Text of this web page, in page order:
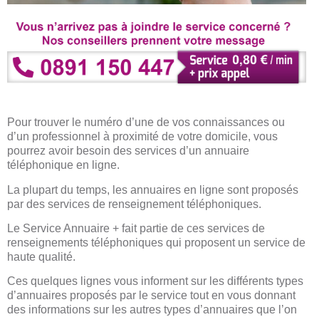
Pour trouver le numéro d’une de vos connaissances ou
d’un professionnel à proximité de votre domicile, vous
pourrez avoir besoin des services d’un annuaire
téléphonique en ligne.
La plupart du temps, les annuaires en ligne sont proposés
par des services de renseignement téléphoniques.
Le Service Annuaire + fait partie de ces services de
renseignements téléphoniques qui proposent un service de
haute qualité.
Ces quelques lignes vous informent sur les différents types
d’annuaires proposés par le service tout en vous donnant
des informations sur les autres types d’annuaires que l’on